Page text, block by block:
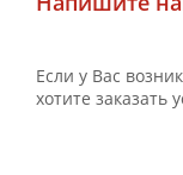
Если у Вас
хотите заказать